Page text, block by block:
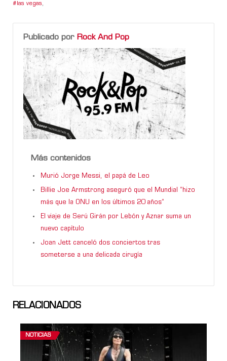
las vegas,
Publicado por Rock And Pop
Más contenidos
Murió Jorge Messi, el papá de Leo
Billie Joe Armstrong aseguró que el Mundial “hizo
más que la ONU en los últimos 20 años”
El viaje de Serú Girán por Lebón y Aznar suma un
nuevo capítulo
Joan Jett canceló dos conciertos tras
someterse a una delicada cirugía
RELACIONADOS
NOTICIAS